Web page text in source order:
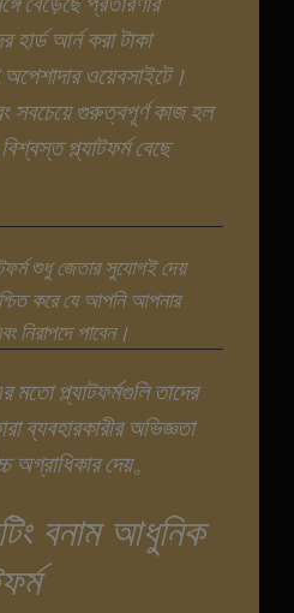
আর্ন করা টাকা
অপেশাদার ওয়েবসাইটে।
সবচেয়ে গুরুত্বপূর্ণ কাজ হল
প্ল্যাটফর্ম বেছে
শুধু জেতার সুযোগই দেয়
করে যে আপনি আপনার
নিরাপদে পাবেন।
মতো প্ল্যাটফর্মগুলি তাদের
ব্যবহারকারীর অভিজ্ঞতা
অগ্রাধিকার দেয়。
বনাম আধুনিক